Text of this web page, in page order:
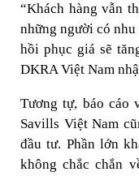
“Khách hàng vẫn
những người có
hồi phục giá sẽ
DKRA Việt Nam
Tương tự, báo cáo
Savills Việt Nam
đầu tư. Phần lớn
không chắc chắn